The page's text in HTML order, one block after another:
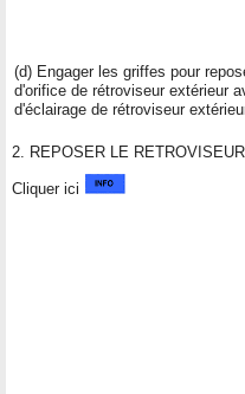
(d) Engager les griffes pour
d'orifice de rétroviseur extérieur
d'éclairage de rétroviseur
2. REPOSER LE
Cliquer ici